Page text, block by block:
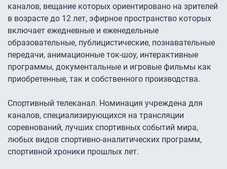
каналов, вещание которых ориентировано на зрителей
в возрасте до 12 лет, эфирное пространство которых
включает ежедневные и еженедельные
образовательные, публицистические, познавательные
передачи, анимационные ток-шоу, интерактивные
программы, документальные и игровые фильмы как
приобретенные, так и собственного производства.
Спортивный телеканал. Номинация учреждена для
каналов, специализирующихся на трансляции
соревнований, лучших спортивных событий мира,
любых видов спортивно-аналитических программ,
спортивной хроники прошлых лет.